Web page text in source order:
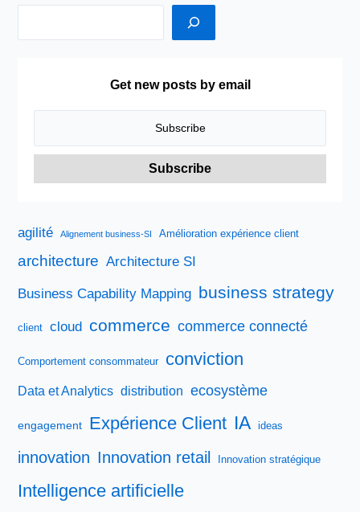
Get new posts by email
agilité Alignement business-SI Amélioration expérience client
architecture Architecture SI
Business Capability Mapping business strategy
client cloud commerce commerce connecté
Comportement consommateur conviction
Data et Analytics distribution ecosystème
engagement Expérience Client IA ideas
innovation Innovation retail Innovation stratégique
Intelligence artificielle